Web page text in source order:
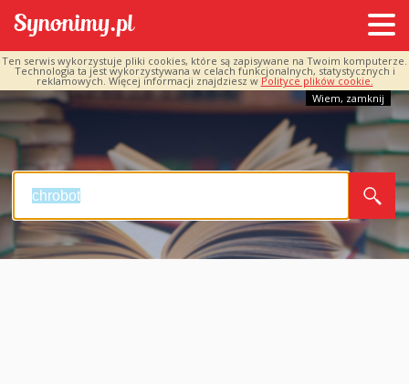
Ten serwis wykorzystuje pliki cookies, które są zapisywane na Twoim komputerze.
Technologia ta jest wykorzystywana w celach funkcjonalnych, statystycznych i
reklamowych. Więcej informacji znajdziesz w Polityce plików cookie.
Wiem, zamknij